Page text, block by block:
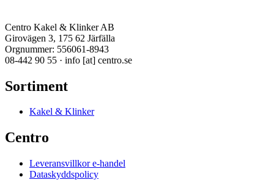
Centro Kakel & Klinker AB
Girovägen 3, 175 62 Järfälla
Orgnummer: 556061-8943
08-442 90 55 · info [at] centro.se
Sortiment
Kakel & Klinker
Centro
Leveransvillkor e-handel
Dataskyddspolicy